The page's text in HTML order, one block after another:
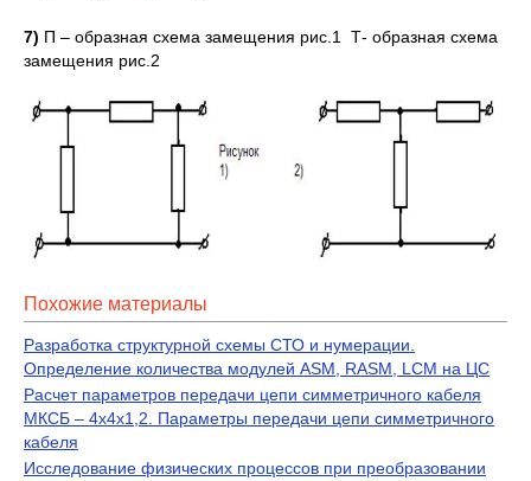
7) П – образная схема замещения рис.1 Т- образная схема
замещения рис.2
Похожие материалы
Разработка структурной схемы СТО и нумерации.
Определение количества модулей ASM, RASM, LCM на ЦС
Расчет параметров передачи цепи симметричного кабеля
МКСБ – 4х4х1,2. Параметры передачи цепи симметричного
кабеля
Исследование физических процессов при преобразовании